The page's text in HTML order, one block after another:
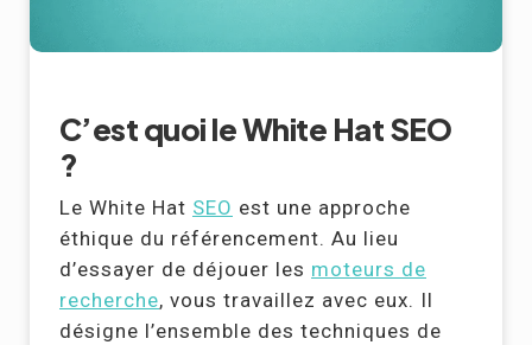
C’est quoi le White Hat SEO
?
Le White Hat SEO est une approche
éthique du référencement. Au lieu
d’essayer de déjouer les moteurs de
recherche, vous travaillez avec eux. Il
désigne l’ensemble des techniques de